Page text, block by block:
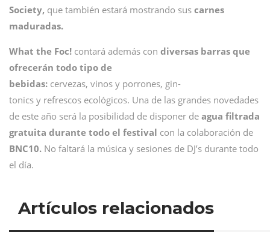
Society, que también estará mostrando sus carnes
maduradas.
What the Foc! contará además con diversas barras que
ofrecerán todo tipo de
bebidas: cervezas, vinos y porrones, gin-
tonics y refrescos ecológicos. Una de las grandes novedades
de este año será la posibilidad de disponer de agua filtrada
gratuita durante todo el festival con la colaboración de
BNC10. No faltará la música y sesiones de DJ’s durante todo
el día.
Artículos relacionados